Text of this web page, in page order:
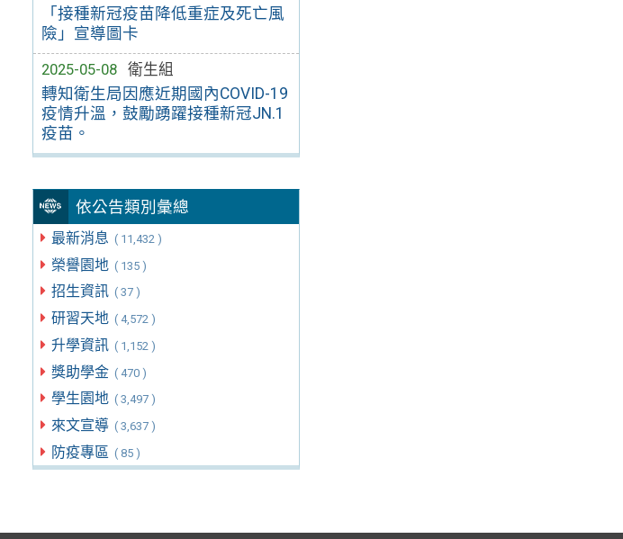
「接種新冠疫苗降低重症及死亡風
險」宣導圖卡
2025-05-08
衛生組
轉知衛生局因應近期國內COVID-19
疫情升溫，鼓勵踴躍接種新冠JN.1
疫苗。
依公告類別彙總
最新消息 ( 11,432 )
榮譽園地 ( 135 )
招生資訊 ( 37 )
研習天地 ( 4,572 )
升學資訊 ( 1,152 )
獎助學金 ( 470 )
學生園地 ( 3,497 )
來文宣導 ( 3,637 )
防疫專區 ( 85 )